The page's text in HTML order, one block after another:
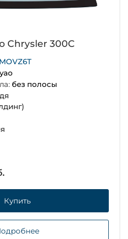
Chrysler 300C
без полосы
Купить